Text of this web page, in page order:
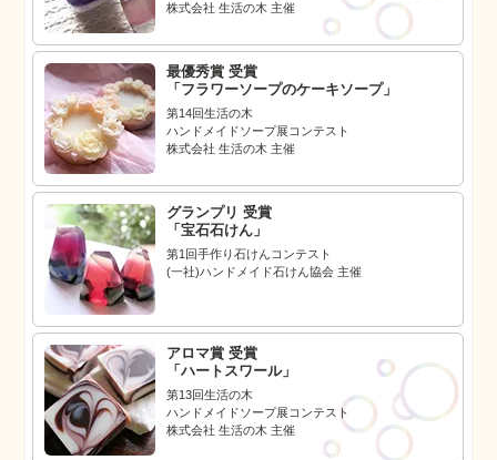
株式会社 生活の木 主催
最優秀賞 受賞
「フラワーソープのケーキソープ」
第14回生活の木
ハンドメイドソープ展コンテスト
株式会社 生活の木 主催
グランプリ 受賞
「宝石石けん」
第1回手作り石けんコンテスト
(一社)ハンドメイド石けん協会 主催
アロマ賞 受賞
「ハートスワール」
第13回生活の木
ハンドメイドソープ展コンテスト
株式会社 生活の木 主催